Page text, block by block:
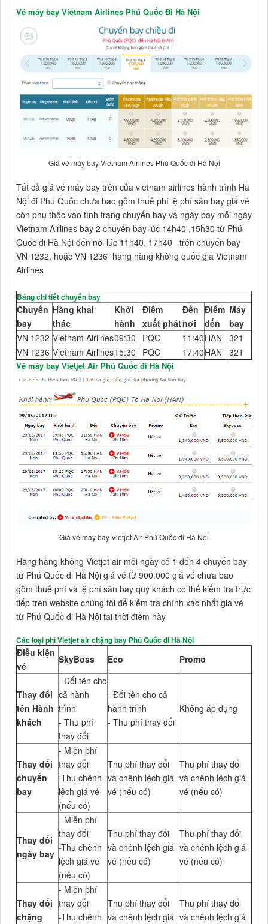
Vé máy bay Vietnam Airlines Phú Quốc Đi Hà Nội
Giá vé máy bay Vietnam Airlines Phú Quốc đi Hà Nội
Tất cả giá vé máy bay trên của vietnam airlines hành trình Hà
Nội đi Phú Quốc chưa bao gồm thuế phí lệ phí sân bay giá vé
còn phụ thộc vào tình trạng chuyến bay và ngày bay mỗi ngày
Vietnam Airlines bay 2 chuyến bay lúc 14h40 ,15h30 từ Phú
Quốc đi Hà Nội đến nơi lúc 11h40, 17h40 trên chuyến bay
VN 1232, hoặc VN 1236 hãng hàng không quốc gia Vietnam
Airlines
Bảng chi tiết chuyến bay
Chuyến
bay
Hãng khai
thác
Khởi
hành
Điểm
xuất phát
Đến
nơi
Điểm
đến
Máy
bay
VN 1232 Vietnam Airlines09:30 PQC 11:40HAN
321
VN 1236 Vietnam Airlines15:30 PQC 17:40HAN 321
Vé máy bay Vietjet Air Phú Quốc đi Hà Nội
Giá vé máy bay Vietjet Air Phú Quốc đi Hà Nội
Hãng hàng không Vietjet air mỗi ngày có 1 đến 4 chuyến bay
từ Phú Quốc đi Hà Nội giá vé từ 900.000 giá vé chưa bao
gồm thuế phí và lệ phí sân bay quý khách có thể kiểm tra trực
tiếp trên website chúng tôi để kiểm tra chính xác nhất giá vé
từ Phú Quốc đi Hà Nội tại thời điểm này
Các loại phí Vietjet air chặng bay Phú Quốc đi Hà Nội
Điều kiện
vé
SkyBoss Eco Promo
Thay đổi
tên Hành
khách
- Đổi tên cho
cả hành
trình
- Thu phí
thay đổi
- Đổi tên cho cả
hành trình
- Thu phí thay đổi
Không áp dụng
Thay đổi
chuyến
bay
- Miễn phí
thay đổi
-Thu chênh
lệch giá vé
(nếu có)
Thu phí thay đổi
và chênh lệch giá
vé (nếu có)
Thu phí thay đổi
và chênh lệch giá
vé (nếu có)
Thay đổi
ngày bay
- Miễn phí
thay đổi
-Thu chênh
lệch giá vé
(nếu có)
Thu phí thay đổi
và chênh lệch giá
vé (nếu có)
Thu phí thay đổi
và chênh lệch giá
vé (nếu có)
Thay đổi
chặng
- Miễn phí
thay đổi
-Thu chênh
Thu phí thay đổi
và chênh lệch giá
Thu phí thay đổi
và chênh lệch giá